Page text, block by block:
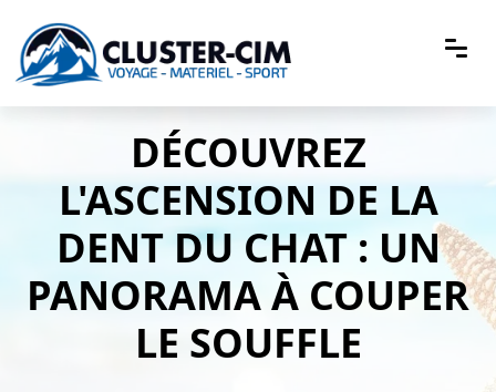
DÉCOUVREZ
L'ASCENSION DE LA
DENT DU CHAT : UN
PANORAMA À COUPER
LE SOUFFLE